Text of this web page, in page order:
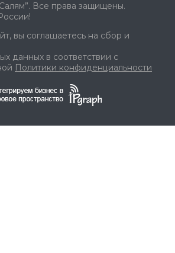
Все права защищены.
вы соглашаетесь на сбор и
данных в соответствии с
Политики конфиденциальности